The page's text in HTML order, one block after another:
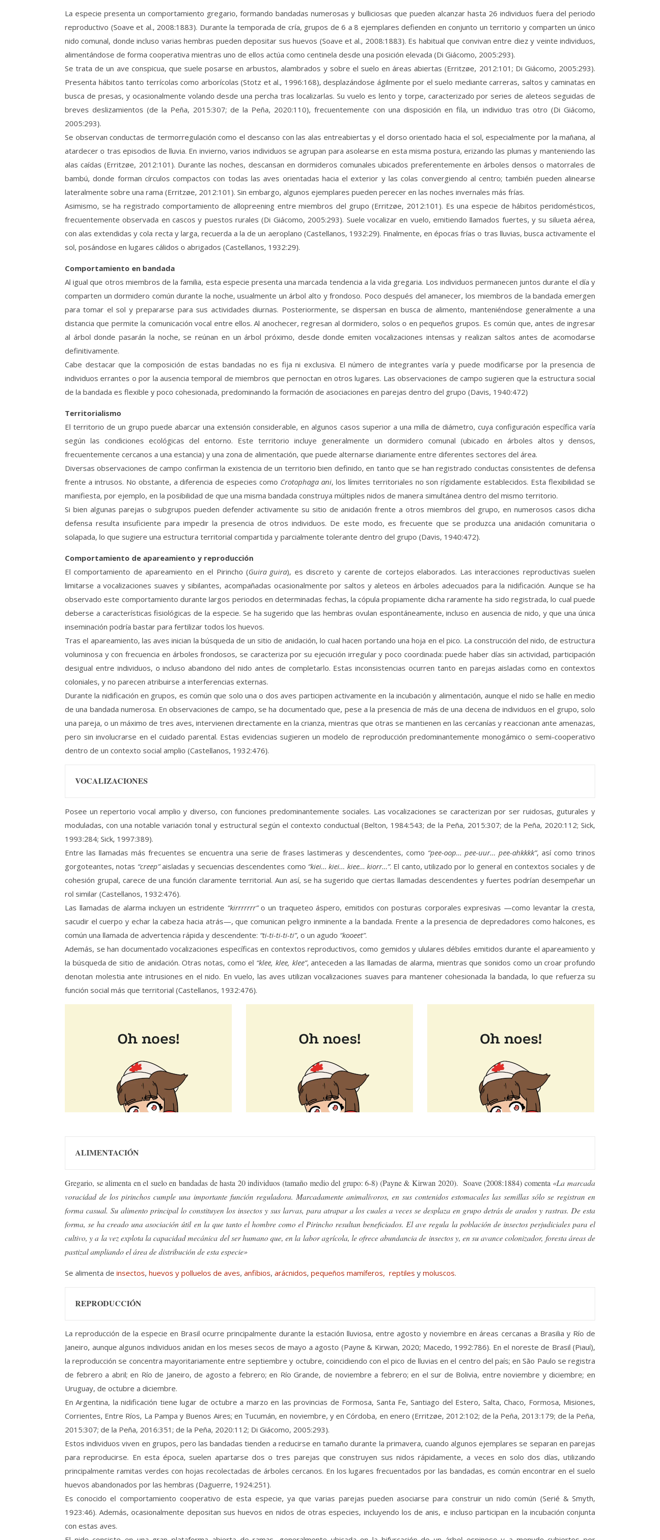
La especie presenta un comportamiento gregario, formando bandadas numerosas y bulliciosas que pueden alcanzar hasta 26 individuos fuera del periodo
reproductivo (Soave et al., 2008:1883). Durante la temporada de cría, grupos de 6 a 8 ejemplares defienden en conjunto un territorio y comparten un único
nido comunal, donde incluso varias hembras pueden depositar sus huevos (Soave et al., 2008:1883). Es habitual que convivan entre diez y veinte individuos,
alimentándose de forma cooperativa mientras uno de ellos actúa como centinela desde una posición elevada (Di Giácomo, 2005:293).
Se trata de un ave conspicua, que suele posarse en arbustos, alambrados y sobre el suelo en áreas abiertas (Erritzøe, 2012:101; Di Giácomo, 2005:293).
Presenta hábitos tanto terrícolas como arborícolas (Stotz et al., 1996:168), desplazándose ágilmente por el suelo mediante carreras, saltos y caminatas en
busca de presas, y ocasionalmente volando desde una percha tras localizarlas. Su vuelo es lento y torpe, caracterizado por series de aleteos seguidas de
breves deslizamientos (de la Peña, 2015:307; de la Peña, 2020:110), frecuentemente con una disposición en fila, un individuo tras otro (Di Giácomo,
2005:293).
Se observan conductas de termorregulación como el descanso con las alas entreabiertas y el dorso orientado hacia el sol, especialmente por la mañana, al
atardecer o tras episodios de lluvia. En invierno, varios individuos se agrupan para asolearse en esta misma postura, erizando las plumas y manteniendo las
alas caídas (Erritzøe, 2012:101). Durante las noches, descansan en dormideros comunales ubicados preferentemente en árboles densos o matorrales de
bambú, donde forman círculos compactos con todas las aves orientadas hacia el exterior y las colas convergiendo al centro; también pueden alinearse
lateralmente sobre una rama (Erritzøe, 2012:101). Sin embargo, algunos ejemplares pueden perecer en las noches invernales más frías.
Asimismo, se ha registrado comportamiento de allopreening entre miembros del grupo (Erritzøe, 2012:101). Es una especie de hábitos peridomésticos,
frecuentemente observada en cascos y puestos rurales (Di Giácomo, 2005:293). Suele vocalizar en vuelo, emitiendo llamados fuertes, y su silueta aérea,
con alas extendidas y cola recta y larga, recuerda a la de un aeroplano (Castellanos, 1932:29). Finalmente, en épocas frías o tras lluvias, busca activamente el
sol, posándose en lugares cálidos o abrigados (Castellanos, 1932:29).
Comportamiento en bandada
Al igual que otros miembros de la familia, esta especie presenta una marcada tendencia a la vida gregaria. Los individuos permanecen juntos durante el día y
comparten un dormidero común durante la noche, usualmente un árbol alto y frondoso. Poco después del amanecer, los miembros de la bandada emergen
para tomar el sol y prepararse para sus actividades diurnas. Posteriormente, se dispersan en busca de alimento, manteniéndose generalmente a una
distancia que permite la comunicación vocal entre ellos. Al anochecer, regresan al dormidero, solos o en pequeños grupos. Es común que, antes de ingresar
al árbol donde pasarán la noche, se reúnan en un árbol próximo, desde donde emiten vocalizaciones intensas y realizan saltos antes de acomodarse
definitivamente.
Cabe destacar que la composición de estas bandadas no es fija ni exclusiva. El número de integrantes varía y puede modificarse por la presencia de
individuos errantes o por la ausencia temporal de miembros que pernoctan en otros lugares. Las observaciones de campo sugieren que la estructura social
de la bandada es flexible y poco cohesionada, predominando la formación de asociaciones en parejas dentro del grupo (Davis, 1940:472)
Territorialismo
El territorio de un grupo puede abarcar una extensión considerable, en algunos casos superior a una milla de diámetro, cuya configuración específica varía
según las condiciones ecológicas del entorno. Este territorio incluye generalmente un dormidero comunal (ubicado en árboles altos y densos,
frecuentemente cercanos a una estancia) y una zona de alimentación, que puede alternarse diariamente entre diferentes sectores del área.
Diversas observaciones de campo confirman la existencia de un territorio bien definido, en tanto que se han registrado conductas consistentes de defensa
frente a intrusos. No obstante, a diferencia de especies como Crotophaga ani, los límites territoriales no son rígidamente establecidos. Esta flexibilidad se
manifiesta, por ejemplo, en la posibilidad de que una misma bandada construya múltiples nidos de manera simultánea dentro del mismo territorio.
Si bien algunas parejas o subgrupos pueden defender activamente su sitio de anidación frente a otros miembros del grupo, en numerosos casos dicha
defensa resulta insuficiente para impedir la presencia de otros individuos. De este modo, es frecuente que se produzca una anidación comunitaria o
solapada, lo que sugiere una estructura territorial compartida y parcialmente tolerante dentro del grupo (Davis, 1940:472).
Comportamiento de apareamiento y reproducción
El comportamiento de apareamiento en el Pirincho (Guira guira), es discreto y carente de cortejos elaborados. Las interacciones reproductivas suelen
limitarse a vocalizaciones suaves y sibilantes, acompañadas ocasionalmente por saltos y aleteos en árboles adecuados para la nidificación. Aunque se ha
observado este comportamiento durante largos periodos en determinadas fechas, la cópula propiamente dicha raramente ha sido registrada, lo cual puede
deberse a características fisiológicas de la especie. Se ha sugerido que las hembras ovulan espontáneamente, incluso en ausencia de nido, y que una única
inseminación podría bastar para fertilizar todos los huevos.
Tras el apareamiento, las aves inician la búsqueda de un sitio de anidación, lo cual hacen portando una hoja en el pico. La construcción del nido, de estructura
voluminosa y con frecuencia en árboles frondosos, se caracteriza por su ejecución irregular y poco coordinada: puede haber días sin actividad, participación
desigual entre individuos, o incluso abandono del nido antes de completarlo. Estas inconsistencias ocurren tanto en parejas aisladas como en contextos
coloniales, y no parecen atribuirse a interferencias externas.
Durante la nidificación en grupos, es común que solo una o dos aves participen activamente en la incubación y alimentación, aunque el nido se halle en medio
de una bandada numerosa. En observaciones de campo, se ha documentado que, pese a la presencia de más de una decena de individuos en el grupo, solo
una pareja, o un máximo de tres aves, intervienen directamente en la crianza, mientras que otras se mantienen en las cercanías y reaccionan ante amenazas,
pero sin involucrarse en el cuidado parental. Estas evidencias sugieren un modelo de reproducción predominantemente monogámico o semi-cooperativo
dentro de un contexto social amplio (Castellanos, 1932:476).
VOCALIZACIONES
Posee un repertorio vocal amplio y diverso, con funciones predominantemente sociales. Las vocalizaciones se caracterizan por ser ruidosas, guturales y
moduladas, con una notable variación tonal y estructural según el contexto conductual (Belton, 1984:543; de la Peña, 2015:307; de la Peña, 2020:112; Sick,
1993:284; Sick, 1997:389).
Entre las llamadas más frecuentes se encuentra una serie de frases lastimeras y descendentes, como “pee-oop… pee-uur… pee-ahkkkk”, así como trinos
gorgoteantes, notas “creep”aisladas y secuencias descendentes como “kiei… kiei… kiee… kiorr…”. El canto, utilizado por lo general en contextos sociales y de
cohesión grupal, carece de una función claramente territorial. Aun así, se ha sugerido que ciertas llamadas descendentes y fuertes podrían desempeñar un
rol similar (Castellanos, 1932:476).
Las llamadas de alarma incluyen un estridente “kirrrrrrr”o un traqueteo áspero, emitidos con posturas corporales expresivas —como levantar la cresta,
sacudir el cuerpo y echar la cabeza hacia atrás—, que comunican peligro inminente a la bandada. Frente a la presencia de depredadores como halcones, es
común una llamada de advertencia rápida y descendente: “ti-ti-ti-ti-ti”, o un agudo “kooeet”.
Además, se han documentado vocalizaciones específicas en contextos reproductivos, como gemidos y ululares débiles emitidos durante el apareamiento y
la búsqueda de sitio de anidación. Otras notas, como el “klee, klee, klee”, anteceden a las llamadas de alarma, mientras que sonidos como un croar profundo
denotan molestia ante intrusiones en el nido. En vuelo, las aves utilizan vocalizaciones suaves para mantener cohesionada la bandada, lo que refuerza su
función social más que territorial (Castellanos, 1932:476).
ALIMENTACIÓN
Gregario, se alimenta en el suelo en bandadas de hasta 20 individuos (tamaño medio del grupo: 6-8) (Payne & Kirwan 2020). Soave (2008:1884) comenta «La marcada
voracidad de los pirinchos cumple una importante función reguladora. Marcadamente animalívoros, en sus contenidos estomacales las semillas sólo se registran en
forma casual. Su alimento principal lo constituyen los insectos y sus larvas, para atrapar a los cuales a veces se desplaza en grupo detrás de arados y rastras. De esta
forma, se ha creado una asociación útil en la que tanto el hombre como el Pirincho resultan beneficiados. El ave regula la población de insectos perjudiciales para el
cultivo, y a la vez explota la capacidad mecánica del ser humano que, en la labor agrícola, le ofrece abundancia de insectos y, en su avance colonizador, foresta áreas de
pastizal ampliando el área de distribución de esta especie»
Se alimenta de insectos, huevos y polluelos de aves, anfibios, arácnidos, pequeños mamíferos, reptiles y moluscos.
REPRODUCCIÓN
La reproducción de la especie en Brasil ocurre principalmente durante la estación lluviosa, entre agosto y noviembre en áreas cercanas a Brasilia y Río de
Janeiro, aunque algunos individuos anidan en los meses secos de mayo a agosto (Payne & Kirwan, 2020; Macedo, 1992:786). En el noreste de Brasil (Piauí),
la reproducción se concentra mayoritariamente entre septiembre y octubre, coincidiendo con el pico de lluvias en el centro del país; en São Paulo se registra
de febrero a abril; en Río de Janeiro, de agosto a febrero; en Río Grande, de noviembre a febrero; en el sur de Bolivia, entre noviembre y diciembre; en
Uruguay, de octubre a diciembre.
En Argentina, la nidificación tiene lugar de octubre a marzo en las provincias de Formosa, Santa Fe, Santiago del Estero, Salta, Chaco, Formosa, Misiones,
Corrientes, Entre Ríos, La Pampa y Buenos Aires; en Tucumán, en noviembre, y en Córdoba, en enero (Erritzøe, 2012:102; de la Peña, 2013:179; de la Peña,
2015:307; de la Peña, 2016:351; de la Peña, 2020:112; Di Giácomo, 2005:293).
Estos individuos viven en grupos, pero las bandadas tienden a reducirse en tamaño durante la primavera, cuando algunos ejemplares se separan en parejas
para reproducirse. En esta época, suelen apartarse dos o tres parejas que construyen sus nidos rápidamente, a veces en solo dos días, utilizando
principalmente ramitas verdes con hojas recolectadas de árboles cercanos. En los lugares frecuentados por las bandadas, es común encontrar en el suelo
huevos abandonados por las hembras (Daguerre, 1924:251).
Es conocido el comportamiento cooperativo de esta especie, ya que varias parejas pueden asociarse para construir un nido común (Serié & Smyth,
1923:46). Además, ocasionalmente depositan sus huevos en nidos de otras especies, incluyendo los de anis, e incluso participan en la incubación conjunta
con estas aves.